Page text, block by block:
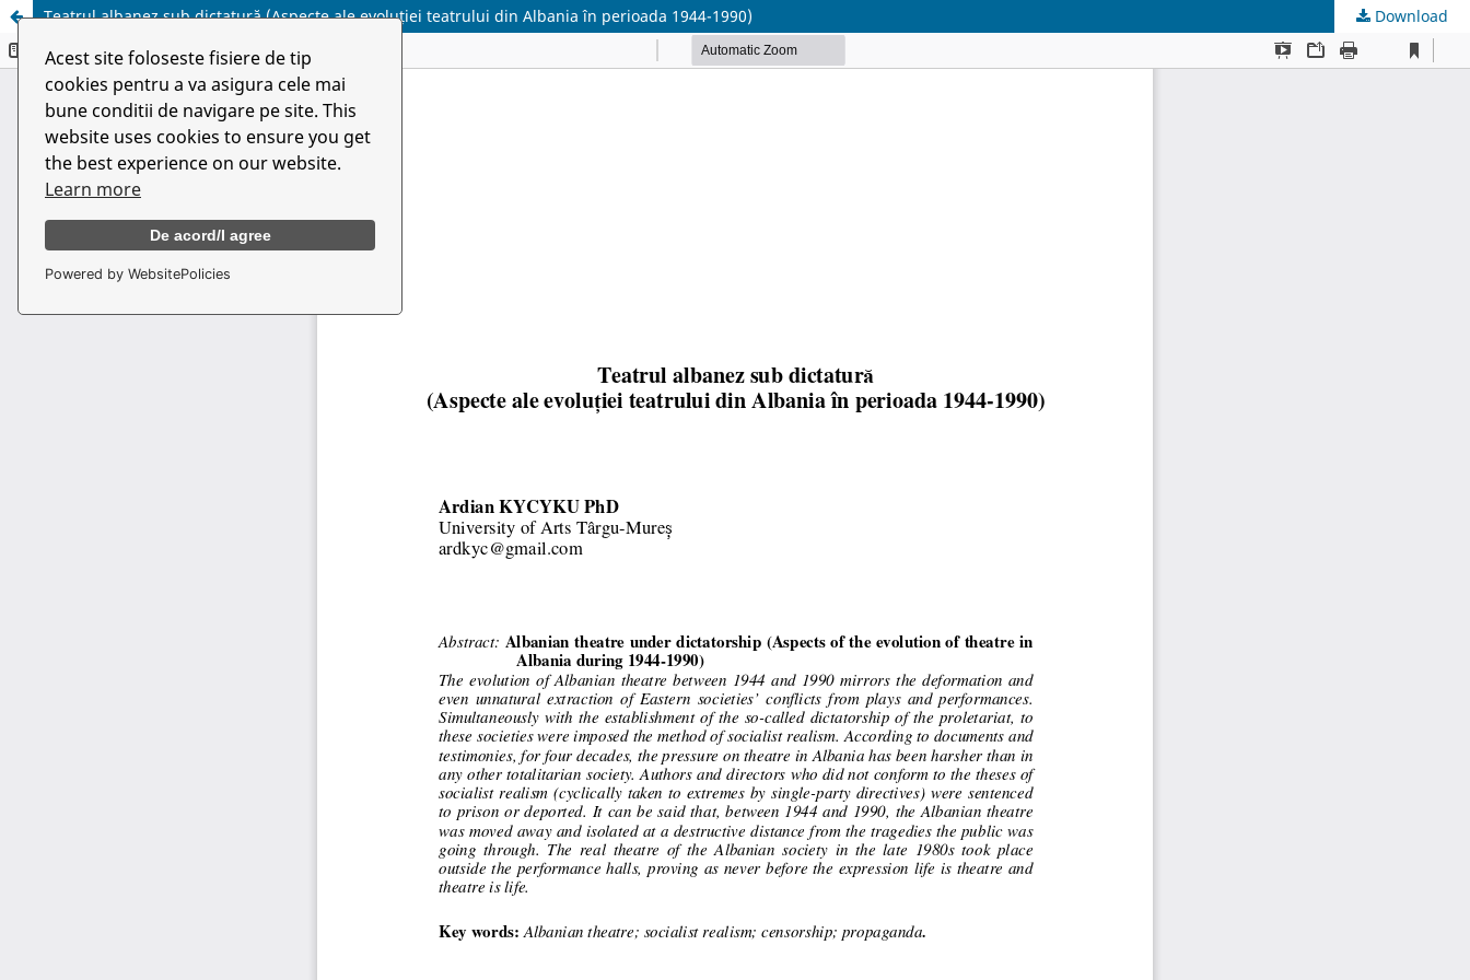
Acest site foloseste fisiere de tip
cookies pentru a va asigura cele mai
bune conditii de navigare pe site. This
website uses cookies to ensure you get
the best experience on our website.
Learn more
De acord/I agree
Powered by WebsitePolicies
Teatrul albanez sub dictatură (Aspecte ale evoluției teatrului din Albania în perioada 1944-1990) Download